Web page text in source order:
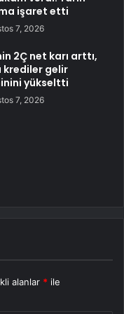
işaret etti
7, 2026
2Ç net karı arttı,
krediler gelir
yükseltti
7, 2026
alanlar * ile